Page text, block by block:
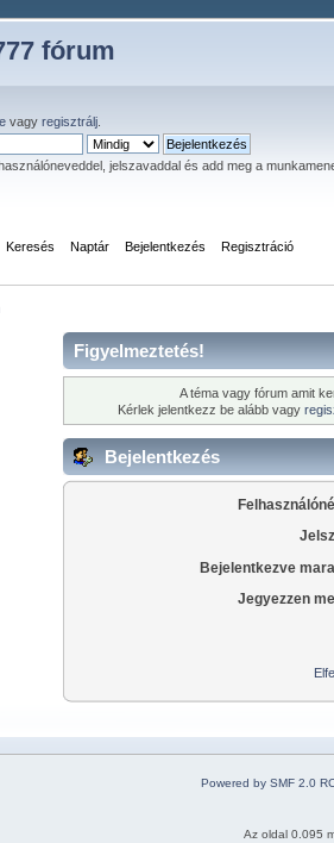
fórum
vagy regisztrálj
jelszavaddal és add meg a
Keresés Naptár Bejelentkezés Regisztráció
Figyelmeztetés!
A téma vagy fórum amit
Kérlek jelentkezz be alább vagy
Bejelentkezés
Bejelentkezve
Jegyezzen
Powered by SMF 2.0
Az oldal 0.095